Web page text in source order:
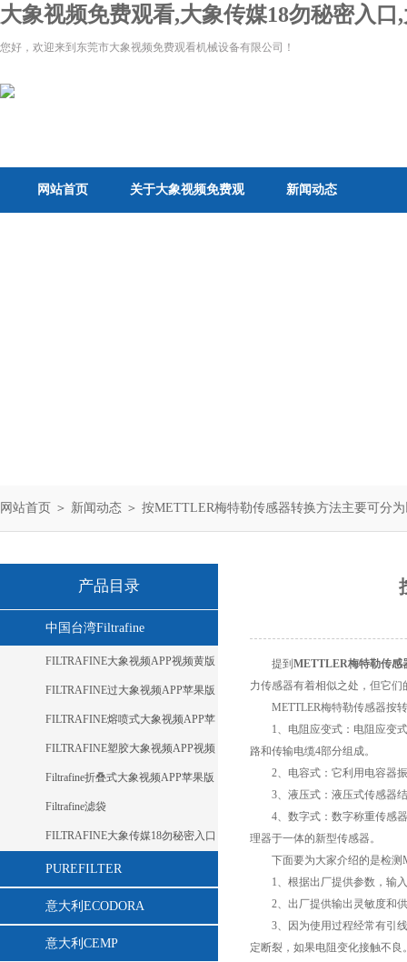
大象视频免费观看,大象传媒18勿秘密入
您好，欢迎来到东莞市大象视频免费观看机械设备有限公司！
网站首页 关于大象视频免费观 新闻动态
网站首页 ＞ 新闻动态 ＞ 按METTLER梅特勒传感器转换方法主要可分
产品目录
中国台湾Filtrafine
FILTRAFINE大象视频APP视频黄版
FILTRAFINE过大象视频APP苹果版
下载
FILTRAFINE熔喷式大象视频APP苹
果版下载
FILTRAFINE塑胶大象视频APP视频
黄版
Filtrafine折叠式大象视频APP苹果版
下载
Filtrafine滤袋
FILTRAFINE大象传媒18勿秘密入口
PUREFILTER
意大利ECODORA
意大利CEMP
提到 METTLER梅特勒传感
力传感器有着相似之处，但它
METTLER梅特勒传感器按转换
1、电阻应变式：电阻应
路和传输电缆4部分组成。
2、电容式：它利用电
3、液压式：液压式传感器
4、数字式：数字称重传感
理器于一体的新型传感器。
下面要为大家介绍的是检测
1、根据出厂提供参数，输
2、出厂提供输出灵敏度和供
3、因为使用过程经常有引线
定断裂，如果电阻变化接触不良